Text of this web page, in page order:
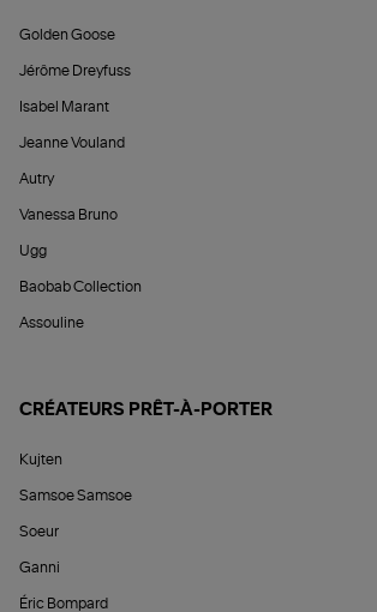
Golden Goose
Jérôme Dreyfuss
Isabel Marant
Jeanne Vouland
Autry
Vanessa Bruno
Ugg
Baobab Collection
Assouline
CRÉATEURS PRÊT-À-PORTER
Kujten
Samsoe Samsoe
Soeur
Ganni
Éric Bompard